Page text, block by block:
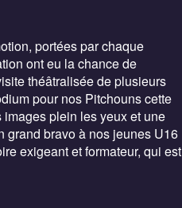
portées par chaque
ont eu la chance de
théâtralisée de plusieurs
pour nos Pitchouns cette
plein les yeux et une
grand bravo à nos jeunes U16
exigeant et formateur, qui est